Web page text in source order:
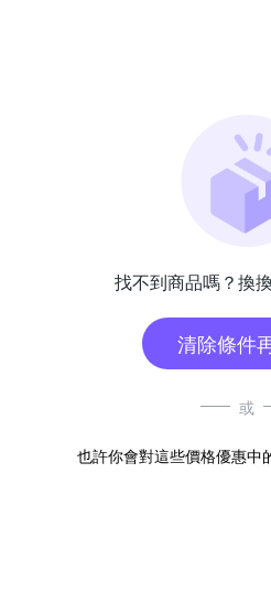
找不到商品嗎？換
清除條件
或
也許你會對這些價格優惠中